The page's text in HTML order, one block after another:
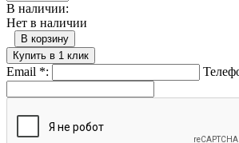
В наличии:
Нет в наличии
В корзину
Купить в 1 клик
Email *: